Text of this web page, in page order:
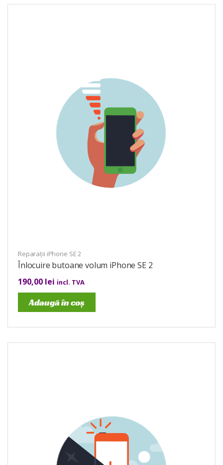
Reparații iPhone SE 2
Înlocuire butoane volum iPhone SE 2
190,00 lei incl. TVA
Adaugă în coș